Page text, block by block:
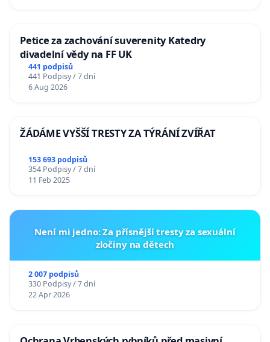
Petice za zachování suverenity Katedry
divadelní vědy na FF UK
441 podpisů
441 Podpisy / 7 dní
6 Aug 2026
ŽÁDÁME VYŠŠÍ TRESTY ZA TÝRÁNÍ ZVÍŘAT
153 693 podpisů
354 Podpisy / 7 dní
11 Feb 2025
Není mi jedno: Za přísnější tresty za sexuální
zločiny na dětech
2 007 podpisů
330 Podpisy / 7 dní
22 Apr 2026